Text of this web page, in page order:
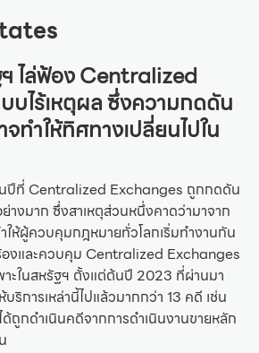
ไล่ฟ้อง Centralized
บไร้เหตุผล ซึ่งความกดดัน
ทำให้ทิศทางเปลี่ยนไปใน
ปีที่ Centralized Exchanges ถูกกดดัน
างมาก ซึ่งสาเหตุส่วนหนึ่งคาดว่ามาจาก
ให้ผู้ควบคุมกฎหมายทั่วโลกเริ่มทำงานกัน
งและควบคุม Centralized Exchanges
าะในสหรัฐฯ ตั้งแต่ต้นปี 2023 ที่ผ่านมา
ริการเหล่านี้ไปแล้วมากกว่า 13 คดี เช่น
ด้ถูกดำเนินคดีจากการดำเนินงานขายหลัก